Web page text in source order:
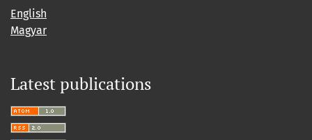
English
Magyar
Latest publications